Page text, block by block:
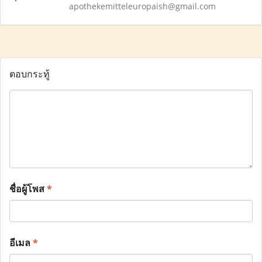
apothekemitteleuropaish@gmail.com
ตอบกระทู้
ชื่อผู้โพส*
อีเมล*